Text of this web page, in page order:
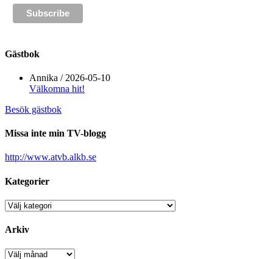
Gästbok
Annika / 2026-05-10
Välkomna hit!
Besök gästbok
Missa inte min TV-blogg
http://www.atvb.alkb.se
Kategorier
Kategorier
Arkiv
Arkiv